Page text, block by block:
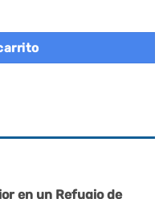
sillas y mesa, negro
en un Refugio de